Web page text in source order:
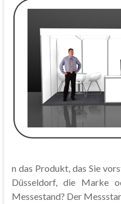
n das Produkt, das Sie
Düsseldorf, die Marke
Messestand? Der